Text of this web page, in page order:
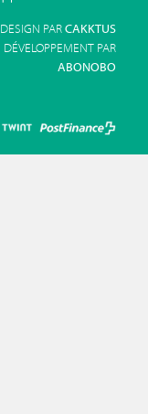
DESIGN PARCAKKTUS
DÉVELOPPEMENT PAR
ABONOBO